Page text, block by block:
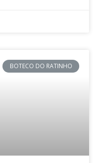
BOTECO DO RATINHO